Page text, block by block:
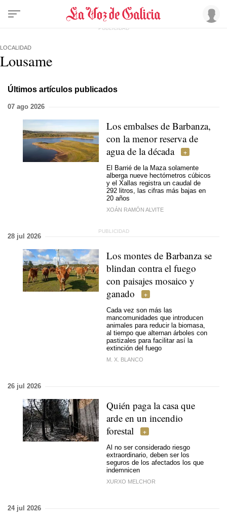
LOCALIDAD
Lousame
Últimos artículos publicados
07 ago 2026
Los embalses de Barbanza,
con la menor reserva de
agua de la década
El Barrié de la Maza solamente
alberga nueve hectómetros cúbicos
y el Xallas registra un caudal de
292 litros, las cifras más bajas en
20 años
XOÁN RAMÓN ALVITE
28 jul 2026
Los montes de Barbanza se
blindan contra el fuego
con paisajes mosaico y
ganado
Cada vez son más las
mancomunidades que introducen
animales para reducir la biomasa,
al tiempo que alternan árboles con
pastizales para facilitar así la
extinción del fuego
M. X. BLANCO
26 jul 2026
Quién paga la casa que
arde en un incendio
forestal
Al no ser considerado riesgo
extraordinario, deben ser los
seguros de los afectados los que
indemnicen
XURXO MELCHOR
24 jul 2026